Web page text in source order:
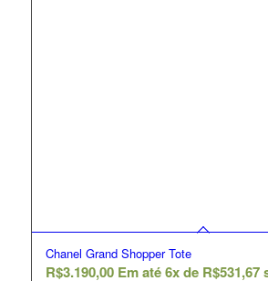
Chanel Grand Shopper Tote
R$3.190,00 Em até 6x de R$531,67